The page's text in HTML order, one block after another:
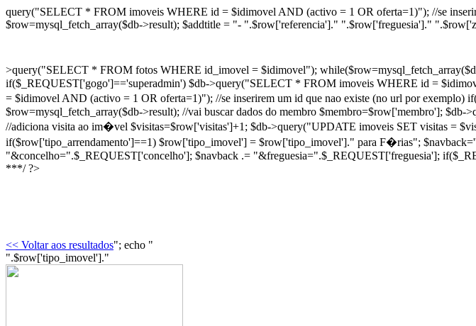
query("SELECT * FROM imoveis WHERE id = $idimovel AND (activo = 1 OR oferta=1)"); //se
$row=mysql_fetch_array($db->result); $addtitle = "- ".$row['referencia']." ".$row['freguesia']."
>query("SELECT * FROM fotos WHERE id_imovel = $idimovel");
if($_REQUEST['gogo']=='superadmin') $db->query("SELECT * FROM imoveis WHERE id =
= $idimovel AND (activo = 1 OR oferta=1)"); //se inserirem um id que nao existe (no url por
$row=mysql_fetch_array($db->result); //vai buscar dados do membro $membro=$row['membro'];
//adiciona visita ao im�vel $visitas=$row['visitas']+1; $db->query("UPDATE imoveis SET visitas =
if($row['tipo_arrendamento']==1) $row['tipo_imovel'] = $row['tipo_imovel']." para F�rias";
"&concelho=".$_REQUEST['concelho']; $navback .= "&freguesia=".$_REQUEST['freguesia'];
***/ ?>
<< Voltar aos resultados"; echo "
".$row['tipo_imovel']."